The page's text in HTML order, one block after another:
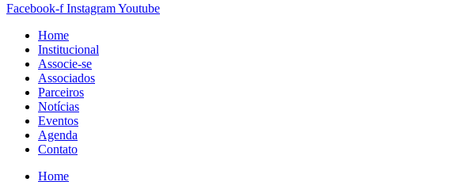
Facebook-f InstagramYoutube
Home
Institucional
Associe-se
Associados
Parceiros
Notícias
Eventos
Agenda
Contato
Home